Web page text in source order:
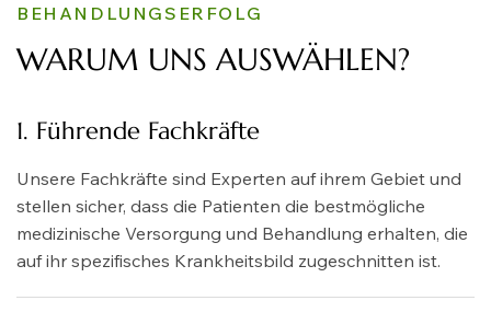
BEHANDLUNGSERFOLG
WARUM UNS AUSWÄHLEN?
1. Führende Fachkräfte
Unsere Fachkräfte sind Experten auf ihrem Gebiet und
stellen sicher, dass die Patienten die bestmögliche
medizinische Versorgung und Behandlung erhalten, die
auf ihr spezifisches Krankheitsbild zugeschnitten ist.